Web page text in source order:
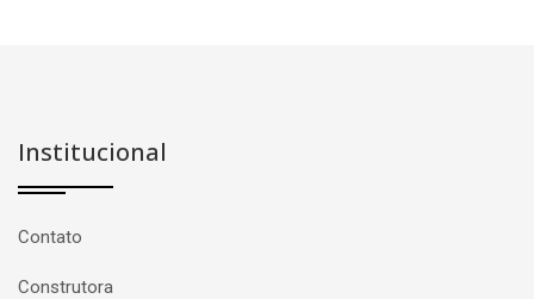
Institucional
Contato
Construtora